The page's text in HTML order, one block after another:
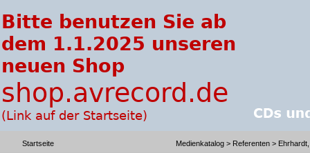
Startseite Medienkatalog > Referenten >